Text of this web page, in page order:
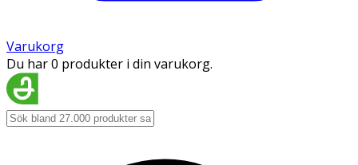
Varukorg
Du har 0 produkter i din varukorg.